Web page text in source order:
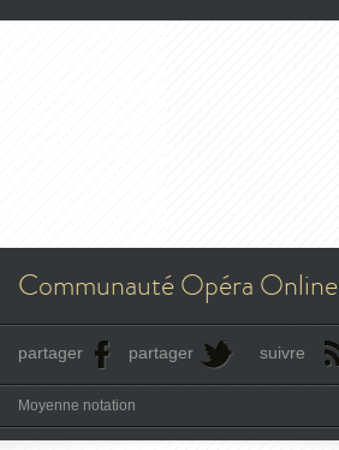
Communauté Opéra Online
partager partager suivre
Moyenne notation